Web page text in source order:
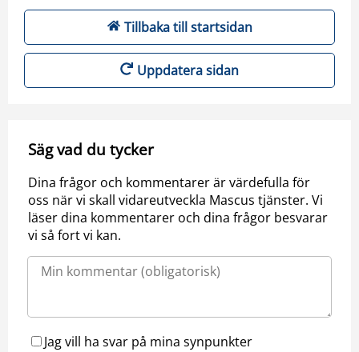
Tillbaka till startsidan
Uppdatera sidan
Säg vad du tycker
Dina frågor och kommentarer är värdefulla för
oss när vi skall vidareutveckla Mascus tjänster. Vi
läser dina kommentarer och dina frågor besvarar
vi så fort vi kan.
Jag vill ha svar på mina synpunkter